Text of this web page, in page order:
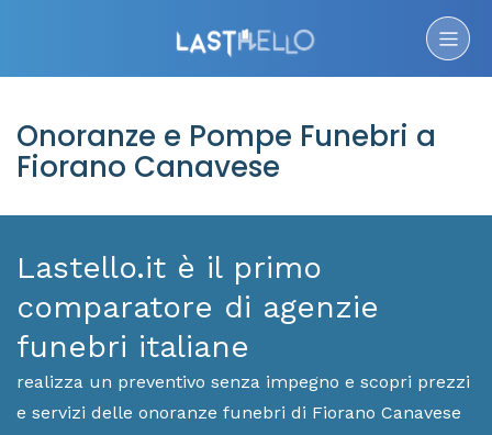
Onoranze e Pompe Funebri a
Fiorano Canavese
Lastello.it è il primo
comparatore di agenzie
funebri italiane
realizza un preventivo senza impegno e scopri prezzi
e servizi delle onoranze funebri di Fiorano Canavese